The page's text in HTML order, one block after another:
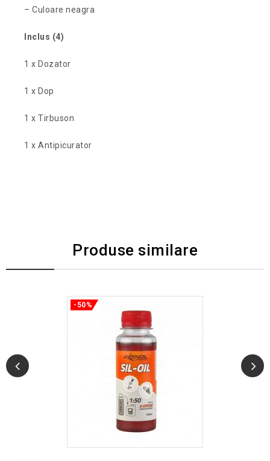
– Culoare neagra
Inclus (4)
1 x Dozator
1 x Dop
1 x Tirbuson
1 x Antipicurator
Produse similare
-50%